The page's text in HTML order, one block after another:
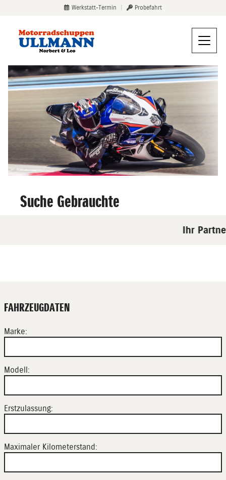
Werkstatt-Termin Probefahrt
Suche Gebrauchte
Ihr
FAHRZEUGDATEN
Marke:
Modell:
Erstzulassung:
Maximaler Kilometerstand: